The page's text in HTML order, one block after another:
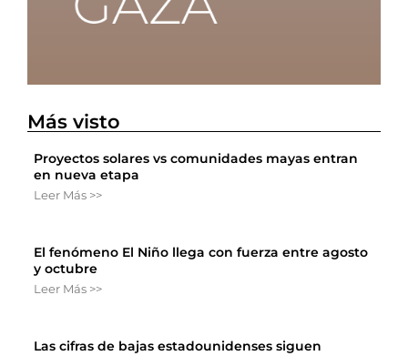
Más visto
Proyectos solares vs comunidades mayas entran
en nueva etapa
Leer Más >>
El fenómeno El Niño llega con fuerza entre agosto
y octubre
Leer Más >>
Las cifras de bajas estadounidenses siguen